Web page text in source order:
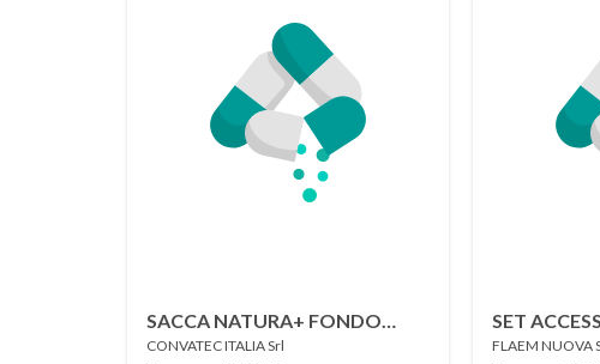
SACCA NATURA+ FONDO
CHIUSO STANDARD
CONVATEC ITALIA Srl
SET
FLAEM NUOVA